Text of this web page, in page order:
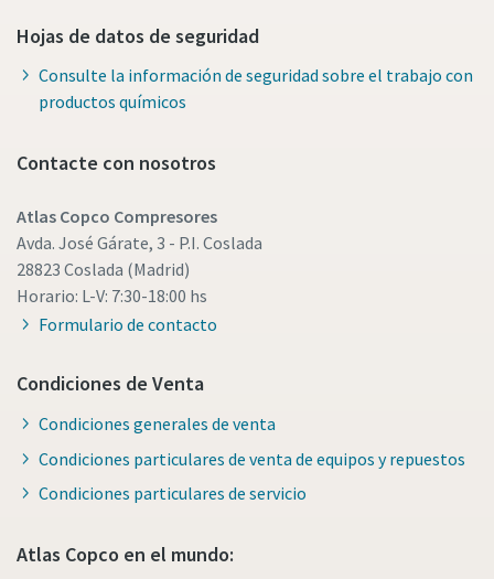
Hojas de datos de seguridad
Consulte la información de seguridad sobre el trabajo con
productos químicos
Contacte con nosotros
Atlas Copco Compresores
Avda. José Gárate, 3 - P.I. Coslada
28823 Coslada (Madrid)
Horario: L-V: 7:30-18:00 hs
Formulario de contacto
Condiciones de Venta
Condiciones generales de venta
Condiciones particulares de venta de equipos y repuestos
Condiciones particulares de servicio
Atlas Copco en el mundo: